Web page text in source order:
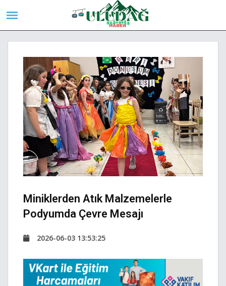
Miniklerden Atık Malzemelerle
Podyumda Çevre Mesajı
2026-06-03 13:53:25